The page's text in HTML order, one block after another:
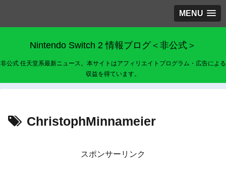
MENU
Nintendo Switch 2 情報ブログ＜非公式＞
非公式 任天堂系最新ニュース。本サイトはアフィリエイトプログラム・広告による
収益を得ています。
ChristophMinnameier
スポンサーリンク